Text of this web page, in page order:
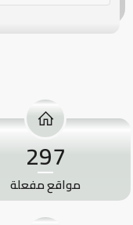
297
مواقع مفعلة